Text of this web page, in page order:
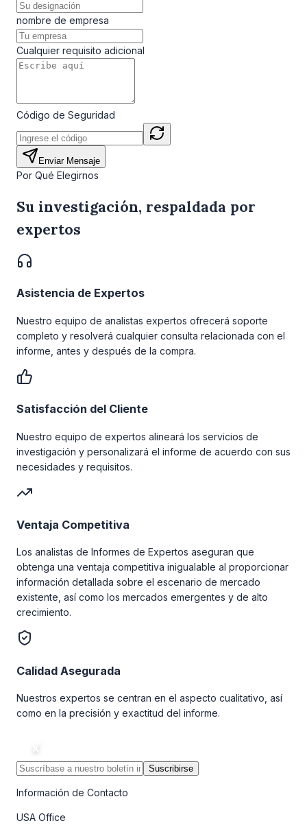
nombre de empresa
Cualquier requisito adicional
Código de Seguridad
Enviar Mensaje
Por Qué Elegirnos
Su investigación, respaldada por
expertos
Asistencia de Expertos
Nuestro equipo de analistas expertos ofrecerá soporte
completo y resolverá cualquier consulta relacionada con el
informe, antes y después de la compra.
Satisfacción del Cliente
Nuestro equipo de expertos alineará los servicios de
investigación y personalizará el informe de acuerdo con sus
necesidades y requisitos.
Ventaja Competitiva
Los analistas de Informes de Expertos aseguran que
obtenga una ventaja competitiva inigualable al proporcionar
información detallada sobre el escenario de mercado
existente, así como los mercados emergentes y de alto
crecimiento.
Calidad Asegurada
Nuestros expertos se centran en el aspecto cualitativo, así
como en la precisión y exactitud del informe.
Suscribirse
Información de Contacto
USA Office